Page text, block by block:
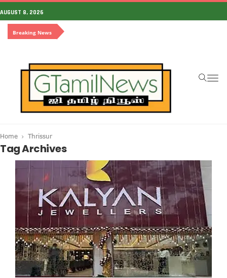
AUGUST 8, 2026
Breaking News
Home Thrissur
Tag Archives